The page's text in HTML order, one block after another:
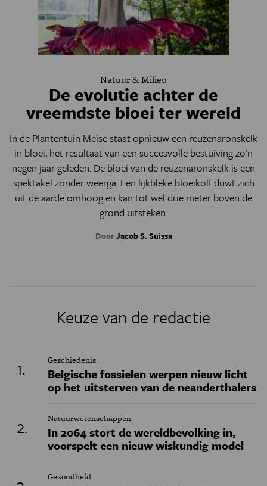
Natuur & Milieu
De evolutie achter de
vreemdste bloei ter wereld
In de Plantentuin Meise staat opnieuw een reuzenaronskelk
in bloei, het resultaat van een succesvolle bestuiving zo'n
negen jaar geleden. De bloei van de reuzenaronskelk is een
spektakel zonder weerga. Een lijkbleke bloeikolf duwt zich
uit de aarde omhoog en kan tot wel drie meter boven de
grond uitsteken.
DoorJacob S. Suissa
Keuze van de redactie
Geschiedenis
Belgische fossielen werpen nieuw licht
op het uitsterven van de neanderthalers
Natuurwetenschappen
In 2064 stort de wereldbevolking in,
voorspelt een nieuw wiskundig model
Gezondheid